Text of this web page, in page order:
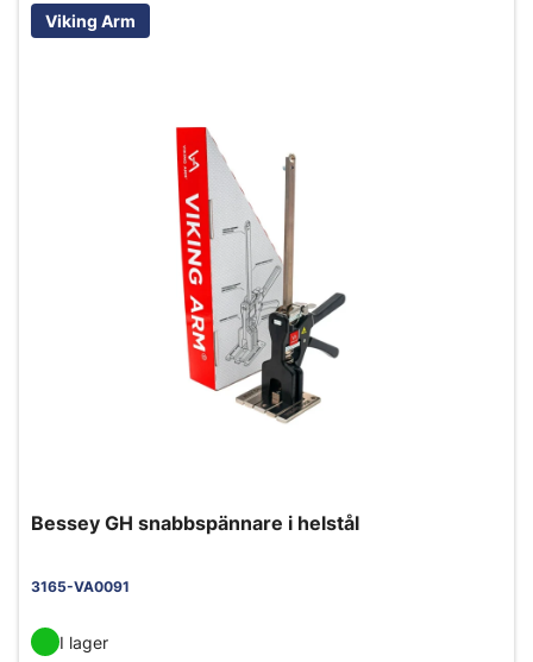
Viking Arm
Bessey GH snabbspännare i helstål
3165-VA0091
I lager